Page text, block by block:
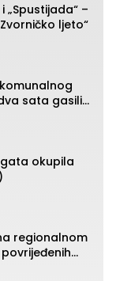
„Spustijada“ –
ljeto“
sata gasili
okupila
regionalnom